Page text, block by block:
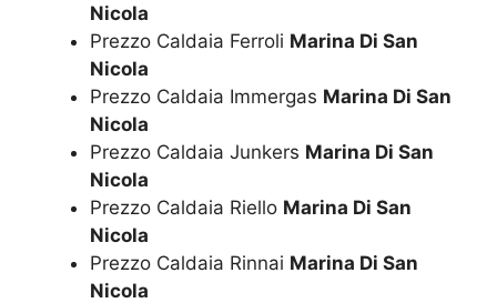
Nicola
Prezzo Caldaia Ferroli Marina Di San
Nicola
Prezzo Caldaia Immergas Marina Di San
Nicola
Prezzo Caldaia Junkers Marina Di San
Nicola
Prezzo Caldaia Riello Marina Di San
Nicola
Prezzo Caldaia Rinnai Marina Di San
Nicola